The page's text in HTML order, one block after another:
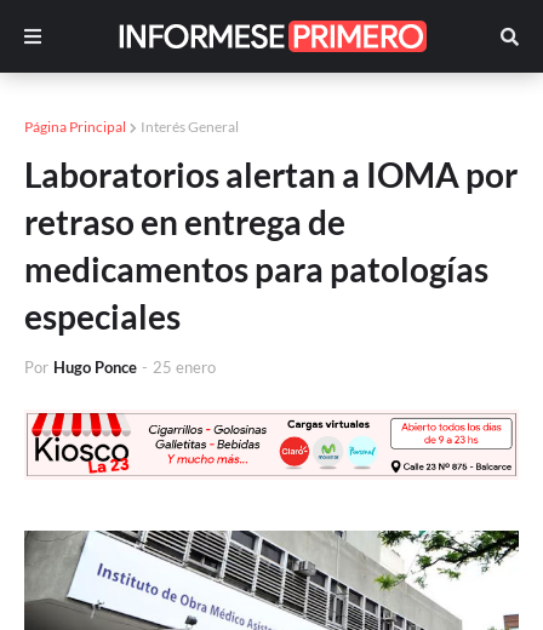
Página Principal Interés General
Laboratorios alertan a IOMA por
retraso en entrega de
medicamentos para patologías
especiales
Por Hugo Ponce - 25 enero